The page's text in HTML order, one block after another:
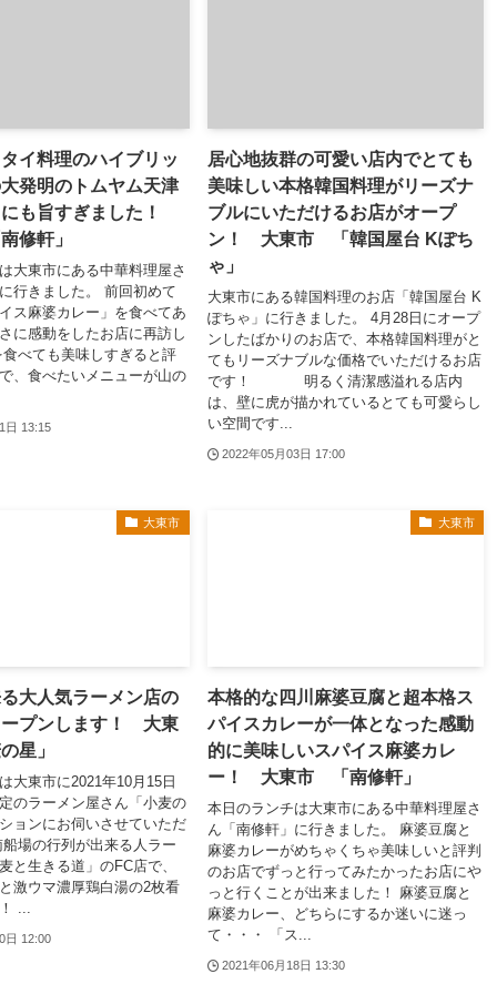
イ料理のハイブリッ
発明のトムヤム天津
も旨すぎました！
修軒」
大東市にある中華料理屋さ
行きました。 前回初めて
ス麻婆カレー」を食べてあ
に感動をしたお店に再訪し
べても美味しすぎると評
、食べたいメニューが山の
日 13:15
居心地抜群の可愛い店内でとても
美味しい本格韓国料理がリーズナ
ブルにいただけるお店がオープ
ン！ 大東市 「韓国屋台 Kぽち
ゃ」
大東市にある韓国料理のお店「韓国屋台 K
ぽちゃ」に行きました。 4月28日にオープ
ンしたばかりのお店で、本格韓国料理がと
てもリーズナブルな価格でいただけるお店
です！ 明るく清潔感溢れる店内
は、壁に虎が描かれているとても可愛らし
い空間です...
2022年05月03日 17:00
大東市
大人気ラーメン店の
ープンします！ 大東
星」
大東市に2021年10月15日
のラーメン屋さん「小麦の
ョンにお伺いさせていただ
場の行列が出来る人ラー
と生きる道」のFC店で、
激ウマ濃厚鶏白湯の2枚看
...
日 12:00
大東市
本格的な四川麻婆豆腐と超本格ス
パイスカレーが一体となった感動
的に美味しいスパイス麻婆カレ
ー！ 大東市 「南修軒」
本日のランチは大東市にある中華料理屋さ
ん「南修軒」に行きました。 麻婆豆腐と
麻婆カレーがめちゃくちゃ美味しいと評判
のお店でずっと行ってみたかったお店にや
っと行くことが出来ました！ 麻婆豆腐と
麻婆カレー、どちらにするか迷いに迷っ
て・・・ 「ス...
2021年06月18日 13:30